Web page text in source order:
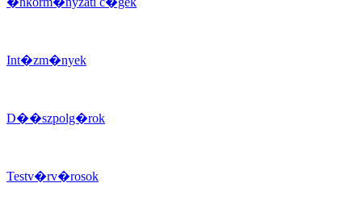
Int�zm�nyek
D��szpolg�rok
Testv�rv�rosok